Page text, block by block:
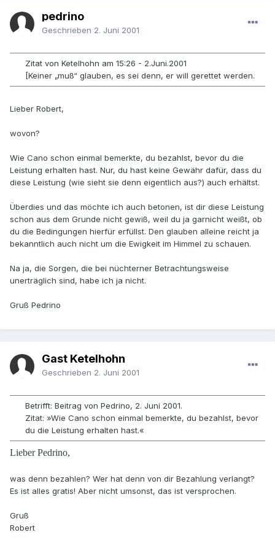
pedrino
Geschrieben 2. Juni 2001
Zitat von Ketelhohn am 15:26 - 2.Juni.2001
[Keiner „muß“ glauben, es sei denn, er will gerettet werden.
Lieber Robert,
wovon?
Wie Cano schon einmal bemerkte, du bezahlst, bevor du die
Leistung erhalten hast. Nur, du hast keine Gewähr dafür, dass du
diese Leistung (wie sieht sie denn eigentlich aus?) auch erhältst.
Überdies und das möchte ich auch betonen, ist dir diese Leistung
schon aus dem Grunde nicht gewiß, weil du ja garnicht weißt, ob
du die Bedingungen hierfür erfüllst. Den glauben alleine reicht ja
bekanntlich auch nicht um die Ewigkeit im Himmel zu schauen.
Na ja, die Sorgen, die bei nüchterner Betrachtungsweise
unerträglich sind, habe ich ja nicht.
Gruß Pedrino
Gast Ketelhohn
Geschrieben 2. Juni 2001
Betrifft: Beitrag von Pedrino, 2. Juni 2001.
Zitat: »Wie Cano schon einmal bemerkte, du bezahlst, bevor
du die Leistung erhalten hast.«
Lieber Pedrino,
was denn bezahlen? Wer hat denn von dir Bezahlung verlangt?
Es ist alles gratis! Aber nicht umsonst, das ist versprochen.
Gruß
Robert